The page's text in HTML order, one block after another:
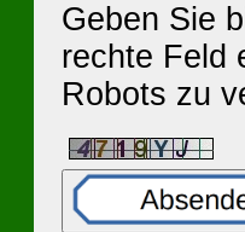
Geben Sie
rechte Feld
Robots zu